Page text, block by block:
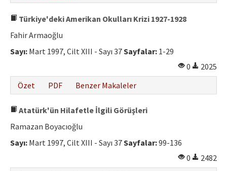
Türkiye'deki Amerikan Okulları Krizi 1927-1928
Fahir Armaoğlu
Sayı: Mart 1997, Cilt XIII - Sayı 37Sayfalar: 1-29
0
2025
Özet
PDF Benzer Makaleler
Atatürk'ün Hilafetle İlgili Görüşleri
Ramazan Boyacıoğlu
Sayı: Mart 1997, Cilt XIII - Sayı 37Sayfalar:99-136
0
2482